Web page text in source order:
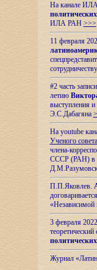
На канале
ИЛА РАН >>>
11 февраля
#2 часть
летию
выступления
Э.С.Дабагяна
На youtube
Ученого
члена-
СССР (РАН) в
П.П.Яковлев.
«Независимой
3 февраля
теоретический
Журнал